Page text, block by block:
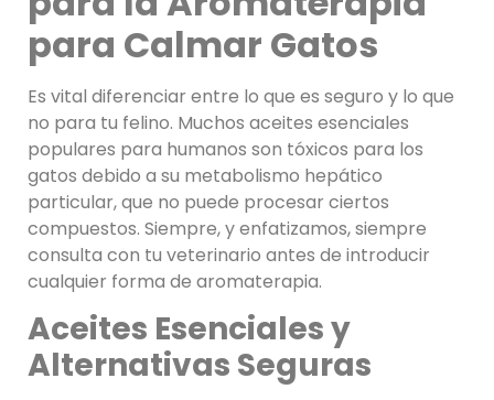
para Calmar Gatos
Es vital diferenciar entre lo que es seguro y lo que
no para tu felino. Muchos aceites esenciales
populares para humanos son tóxicos para los
gatos debido a su metabolismo hepático
particular, que no puede procesar ciertos
compuestos. Siempre, y enfatizamos, siempre
consulta con tu veterinario antes de introducir
cualquier forma de aromaterapia.
Aceites Esenciales y
Alternativas Seguras